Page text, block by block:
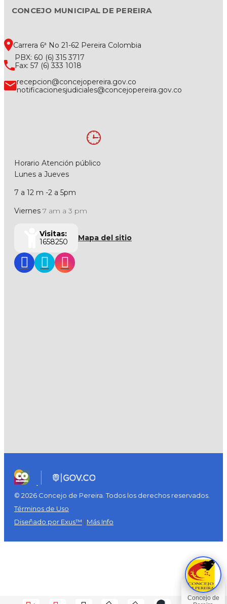
CONCEJO MUNICIPAL DE PEREIRA
Carrera 6ª No 21-62 Pereira Colombia
PBX: 60 (6) 315 3717
Fax: 57 (6) 333 1018
recepcion@concejopereira.gov.co
notificacionesjudiciales@concejopereira.gov.co
Horario Atención público
Lunes a Jueves
7 a 12 m -2 a 5pm
Viernes 7 am a 3 pm
Visitas:
1658250
Mapa del sitio
© 2026 Concejo de Pereira. Todos los derechos reservados.
Términos de Uso
Diseñado por Exus™ | Más Info